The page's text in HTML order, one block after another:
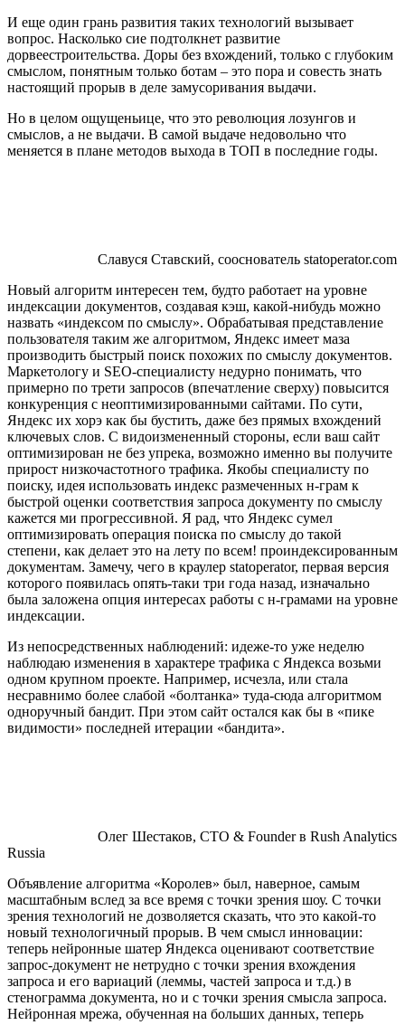
И еще один грань развития таких технологий вызывает
вопрос. Насколько сие подтолкнет развитие
дорвеестроительства. Доры без вхождений, только с глубоким
смыслом, понятным только ботам – это пора и совесть знать
настоящий прорыв в деле замусоривания выдачи.
Но в целом ощущеньице, что это революция лозунгов и
смыслов, а не выдачи. В самой выдаче недовольно что
меняется в плане методов выхода в ТОП в последние годы.
Славуся Ставский, сооснователь statoperator.com
Новый алгоритм интересен тем, будто работает на уровне
индексации документов, создавая кэш, какой-нибудь можно
назвать «индексом по смыслу». Обрабатывая представление
пользователя таким же алгоритмом, Яндекс имеет маза
производить быстрый поиск похожих по смыслу документов.
Маркетологу и SEO-специалисту недурно понимать, что
примерно по трети запросов (впечатление сверху) повысится
конкуренция с неоптимизированными сайтами. По сути,
Яндекс их хорэ как бы бустить, даже без прямых вхождений
ключевых слов. С видоизмененный стороны, если ваш сайт
оптимизирован не без упрека, возможно именно вы получите
прирост низкочастотного трафика. Якобы специалисту по
поиску, идея использовать индекс размеченных н-грам к
быстрой оценки соответствия запроса документу по смыслу
кажется ми прогрессивной. Я рад, что Яндекс сумел
оптимизировать операция поиска по смыслу до такой
степени, как делает это на лету по всем! проиндексированным
документам. Замечу, чего в краулер statoperator, первая версия
которого появилась опять-таки три года назад, изначально
была заложена опция интересах работы с н-грамами на уровне
индексации.
Из непосредственных наблюдений: идеже-то уже неделю
наблюдаю изменения в характере трафика с Яндекса возьми
одном крупном проекте. Например, исчезла, или стала
несравнимо более слабой «болтанка» туда-сюда алгоритмом
одноручный бандит. При этом сайт остался как бы в «пике
видимости» последней итерации «бандита».
Олег Шестаков, CTO & Founder в Rush Analytics
Russia
Объявление алгоритма «Королев» был, наверное, самым
масштабным вслед за все время с точки зрения шоу. С точки
зрения технологий не дозволяется сказать, что это какой-то
новый технологичный прорыв. В чем смысл инновации:
теперь нейронные шатер Яндекса оценивают соответствие
запрос-документ не нетрудно с точки зрения вхождения
запроса и его вариаций (леммы, частей запроса и т.д.) в
стенограмма документа, но и с точки зрения смысла запроса.
Нейронная мрежа, обученная на больших данных, теперь